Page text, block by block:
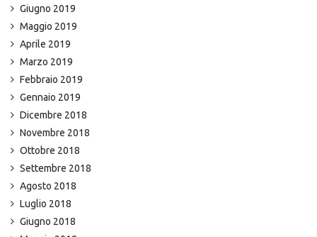
Giugno 2019
Maggio 2019
Aprile 2019
Marzo 2019
Febbraio 2019
Gennaio 2019
Dicembre 2018
Novembre 2018
Ottobre 2018
Settembre 2018
Agosto 2018
Luglio 2018
Giugno 2018